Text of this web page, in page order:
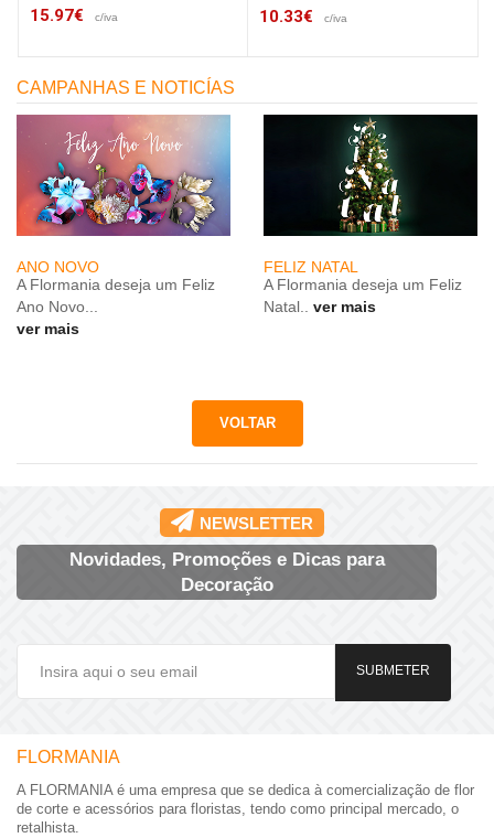
15.97€ c/iva 10.33€ c/iva
CAMPANHAS E NOTICÍAS
ANO NOVO
A Flormania deseja um Feliz
Ano Novo...
ver mais
FELIZ NATAL
A Flormania deseja um Feliz
Natal..
ver mais
NEWSLETTER
Novidades, Promoções e Dicas para
Decoração
SUBMETER
FLORMANIA
A FLORMANIA é uma empresa que se dedica à comercialização de flor
de corte e acessórios para floristas, tendo como principal mercado, o
retalhista.